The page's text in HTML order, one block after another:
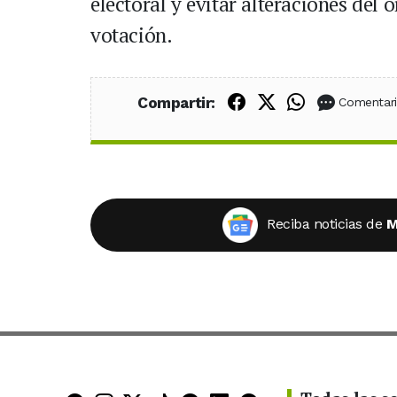
votación.
Compartir: Compartir en
Compartir en
Compartir
Reciba noticias de